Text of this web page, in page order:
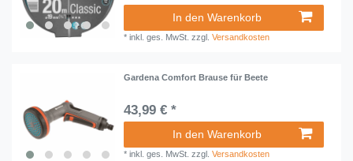
In den Warenkorb
*inkl. ges. MwSt. zzgl.Versandkosten
Gardena Comfort Brause für Beete
43,99 € *
In den Warenkorb
*inkl. ges. MwSt. zzgl.Versandkosten